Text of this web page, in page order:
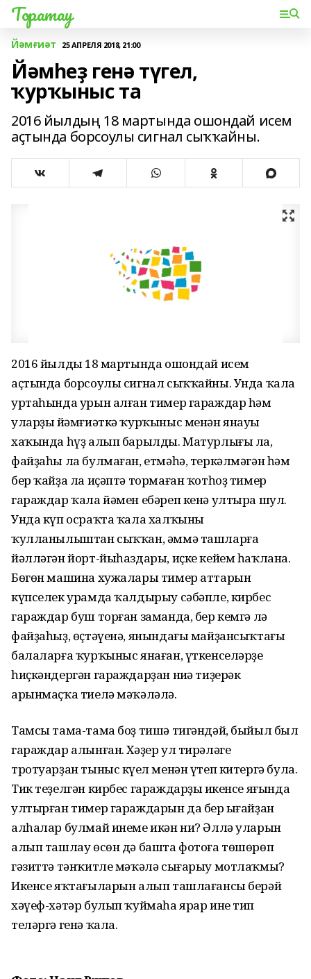
Торатау
Йәмғиәт 25 АПРЕЛЯ 2018, 21:00
Йәмһеҙ генә түгел,
ҡурҡыныс та
2016 йылдың 18 мартында ошондай исем
аҫтында борсоулы сигнал сыҡҡайны.
2016 йылдың 18 мартында ошондай исем
аҫтында борсоулы сигнал сыҡҡайны. Унда ҡала
уртаһында урын алған тимер гараждар һәм
уларҙың йәмғиәткә ҡурҡыныс менән янауы
хаҡында һүҙ алып барылды. Матурлығы ла,
файҙаһы ла булмаған, етмәһә, теркәлмәгән һәм
бер ҡайҙа ла иҫәптә тормаған ҡотһоҙ тимер
гараждар ҡала йәмен ебәреп кенә ултыра шул.
Унда күп осраҡта ҡала халҡының
ҡулланылыштан сыҡҡан, әммә ташларға
йәлләгән йорт-йыһаздары, иҫке кейем һаҡлана.
Бөгөн машина хужалары тимер аттарын
күпселек урамда ҡалдырыу сәбәпле, кирбес
гараждар буш торған заманда, бер кемгә лә
файҙаһыҙ, өҫтәүенә, янындағы майҙансыҡтағы
балаларға ҡурҡыныс янаған, үткенселәрҙе
һиҫкәндергән гараждарҙан ниңә тиҙерәк
арынмаҫҡа тиелә мәҡәләлә.
Тамсы тама-тама боҙ тишә тигәндәй, быйыл был
гараждар алынған. Хәҙер ул тирәләге
тротуарҙан тыныс күңел менән үтеп китергә була.
Тик теҙелгән кирбес гараждарҙың икенсе яғында
ултырған тимер гараждарын да бер ыңғайҙан
алһалар булмай инеме икән ни? Әллә уларын
алып ташлау өсөн дә башта фотоға төшөрөп
гәзиттә тәнҡитле мәҡәлә сығарыу мотлаҡмы?
Икенсе яҡтағыларын алып ташлағансы берәй
хәүеф-хәтәр булып ҡуймаһа ярар ине тип
теләргә генә ҡала.